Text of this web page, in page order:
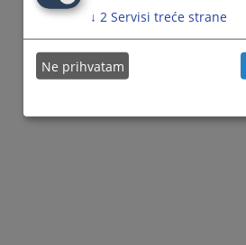
↓ 2 Servisi treće strane
Ne prihvatam